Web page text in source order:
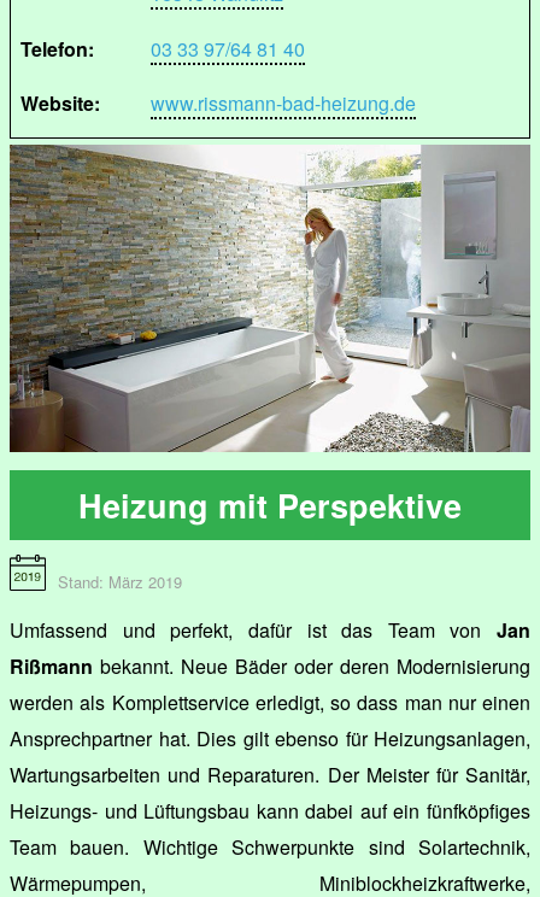
Telefon:
03 33 97/64 81 40
Website:
www.rissmann-bad-heizung.de
Heizung mit Perspektive
Stand: März 2019
Umfassend und perfekt, dafür ist das Team von Jan
Rißmann bekannt. Neue Bäder oder deren Modernisierung
werden als Komplettservice erledigt, so dass man nur einen
Ansprechpartner hat. Dies gilt ebenso für Heizungsanlagen,
Wartungsarbeiten und Reparaturen. Der Meister für Sanitär,
Heizungs- und Lüftungsbau kann dabei auf ein fünfköpfiges
Team bauen. Wichtige Schwerpunkte sind Solartechnik,
Wärmepumpen, Miniblockheizkraftwerke,